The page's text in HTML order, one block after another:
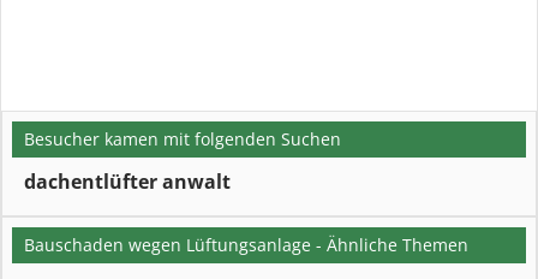
Besucher kamen mit folgenden Suchen
dachentlüfter anwalt
Bauschaden wegen Lüftungsanlage - Ähnliche Themen